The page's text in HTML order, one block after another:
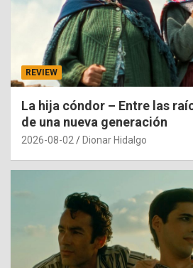
REVIEW
La hija cóndor – Entre las
de una nueva generación
2026-08-02 Dionar Hidalgo